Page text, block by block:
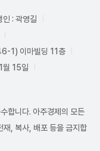
인 : 곽영길
1) 이마빌딩 11층
월 15일
합니다. 아주경제의 모든
재, 복사, 배포 등을 금지합